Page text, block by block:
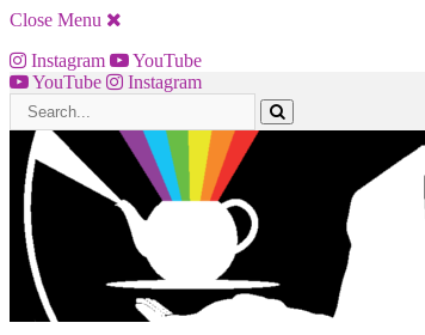
Close Menu
Instagram
YouTube
YouTube
Instagram